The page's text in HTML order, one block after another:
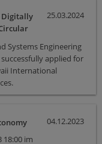
25.03.2024
Digitally
Systems Engineering
applied for
International
04.12.2023
18:00 im